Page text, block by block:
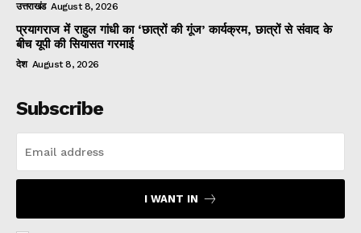
उत्तराखंड August 8, 2026
प्रयागराज में राहुल गांधी का ‘छात्रों की गूंज’ कार्यक्रम, छात्रों से संवाद के
बीच यूपी की सियासत गरमाई
देश August 8, 2026
Subscribe
I WANT IN